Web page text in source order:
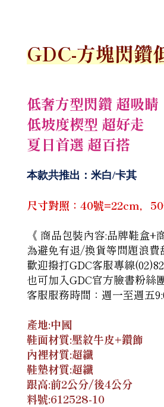
GDC-方塊閃鑽
低奢方型閃鑽 超吸睛
低坡度楔型 超好走
夏日首選 超百搭
本款共推出：米白/卡其
尺寸對照：40號=22cm，
《 商品包裝內容:品牌鞋盒+
為避免有退/換貨等問題浪
歡迎撥打GDC客服專線
也可加入GDC官方臉書粉絲
客服服務時間：週一至週五
產地:中國
鞋面材質:壓紋牛皮+鑽飾
內裡材質:超纖
鞋墊材質:超纖
跟高:前2公分/後4公分
料號:612528-10